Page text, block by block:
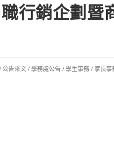
職行銷企劃
公告來文/學務處公告/學生事務/ 家長事